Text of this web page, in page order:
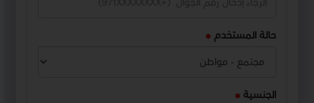
حالة المستخدم
الجنسية